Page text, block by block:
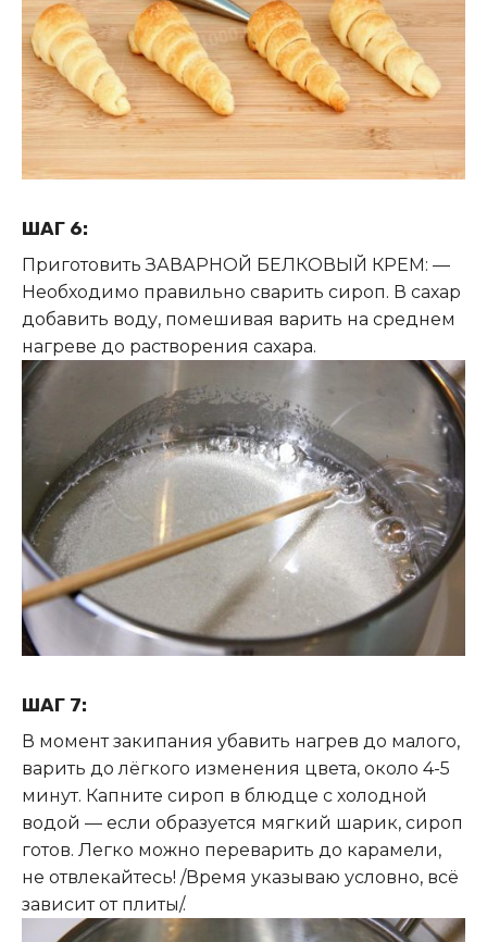
ШАГ 6:
Приготовить ЗАВАРНОЙ БЕЛКОВЫЙ КРЕМ: —
Необходимо правильно сварить сироп. В сахар
добавить воду, помешивая варить на среднем
нагреве до растворения сахара.
ШАГ 7:
В момент закипания убавить нагрев до малого,
варить до лёгкого изменения цвета, около 4-5
минут. Капните сироп в блюдце с холодной
водой — если образуется мягкий шарик, сироп
готов. Легко можно переварить до карамели,
не отвлекайтесь! /Время указываю условно, всё
зависит от плиты/.